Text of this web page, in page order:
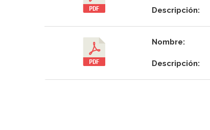
Descripción:
Nombre:
Descripción: